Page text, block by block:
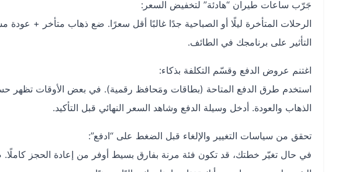
جَرّب ساعات طيران “هادئة” لتخفيض السعر:
الرحلات المتأخرة ليلًا أو الصباحية جدًا غالبًا أقل سعرًا. ضع ذهاب متأخر +
التأثير على برنامجك في الطائف.
اغتنم عروض الدفع وقسّم التكلفة بذكاء:
استخدم طرق الدفع المتاحة (بطاقات ومَحافظ رقمية). في بعض الأوقات تظهر
الذهاب والعودة. أدخل وسيلة الدفع وشاهد السعر النهائي قبل التأكيد.
تحقق من سياسات التغيير والإلغاء قبل الضغط على “ادفع”:
في حال تغيّر خطتك، قد تكون فئة مرنة بفارق بسيط أوفر من إعادة الحجز